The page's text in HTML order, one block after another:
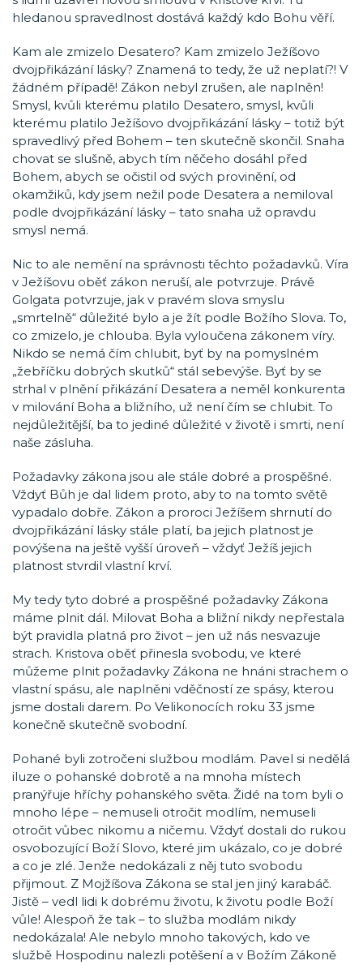
hledanou spravedlnost dostává každý kdo Bohu věří.
Kam ale zmizelo Desatero? Kam zmizelo Ježíšovo
dvojpřikázání lásky? Znamená to tedy, že už neplatí?! V
žádném případě! Zákon nebyl zrušen, ale naplněn!
Smysl, kvůli kterému platilo Desatero, smysl, kvůli
kterému platilo Ježíšovo dvojpřikázání lásky – totiž být
spravedlivý před Bohem – ten skutečně skončil. Snaha
chovat se slušně, abych tím něčeho dosáhl před
Bohem, abych se očistil od svých provinění, od
okamžiků, kdy jsem nežil pode Desatera a nemiloval
podle dvojpřikázání lásky – tato snaha už opravdu
smysl nemá.
Nic to ale nemění na správnosti těchto požadavků. Víra
v Ježíšovu oběť zákon neruší, ale potvrzuje. Právě
Golgata potvrzuje, jak v pravém slova smyslu
„smrtelně“ důležité bylo a je žít podle Božího Slova. To,
co zmizelo, je chlouba. Byla vyloučena zákonem víry.
Nikdo se nemá čím chlubit, byť by na pomyslném
„žebříčku dobrých skutků“ stál sebevýše. Byť by se
strhal v plnění přikázání Desatera a neměl konkurenta
v milování Boha a bližního, už není čím se chlubit. To
nejdůležitější, ba to jediné důležité v životě i smrti, není
naše zásluha.
Požadavky zákona jsou ale stále dobré a prospěšné.
Vždyť Bůh je dal lidem proto, aby to na tomto světě
vypadalo dobře. Zákon a proroci Ježíšem shrnutí do
dvojpřikázání lásky stále platí, ba jejich platnost je
povýšena na ještě vyšší úroveň – vždyť Ježíš jejich
platnost stvrdil vlastní krví.
My tedy tyto dobré a prospěšné požadavky Zákona
máme plnit dál. Milovat Boha a bližní nikdy nepřestala
být pravidla platná pro život – jen už nás nesvazuje
strach. Kristova oběť přinesla svobodu, ve které
můžeme plnit požadavky Zákona ne hnáni strachem o
vlastní spásu, ale naplněni vděčností ze spásy, kterou
jsme dostali darem. Po Velikonocích roku 33 jsme
konečně skutečně svobodní.
Pohané byli zotročeni službou modlám. Pavel si nedělá
iluze o pohanské dobrotě a na mnoha místech
pranýřuje hříchy pohanského světa. Židé na tom byli o
mnoho lépe – nemuseli otročit modlím, nemuseli
otročit vůbec nikomu a ničemu. Vždyť dostali do rukou
osvobozující Boží Slovo, které jim ukázalo, co je dobré
a co je zlé. Jenže nedokázali z něj tuto svobodu
přijmout. Z Mojžíšova Zákona se stal jen jiný karabáč.
Jistě – vedl lidi k dobrému životu, k životu podle Boží
vůle! Alespoň že tak – to služba modlám nikdy
nedokázala! Ale nebylo mnoho takových, kdo ve
službě Hospodinu nalezli potěšení a v Božím Zákoně